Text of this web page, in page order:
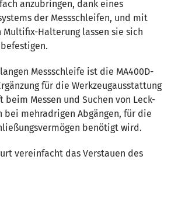
anzubringen, dank eines
der Messschleifen, und mit
Halterung lassen sie sich
Messschleife ist die MA400D-
für die Werkzeugausstattung
Messen und Suchen von Leck-
bei mehradrigen Abgängen, für die
benötigt wird.
vereinfacht das Verstauen des